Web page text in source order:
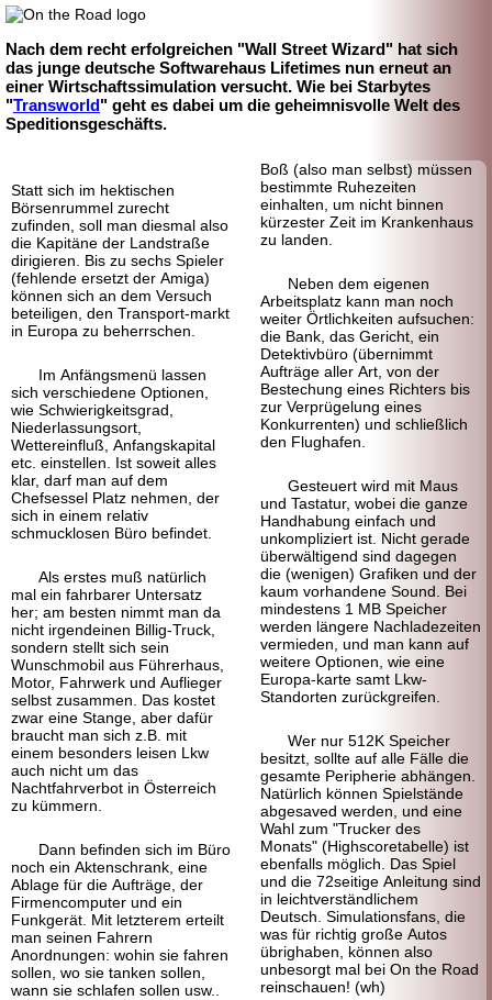
Nach dem recht erfolgreichen "Wall Street Wizard" hat sich
das junge deutsche Softwarehaus Lifetimes nun erneut an
einer Wirtschaftssimulation versucht. Wie bei Starbytes
"Transworld" geht es dabei um die geheimnisvolle Welt des
Speditionsgeschäfts.
Statt sich im hektischen
Börsenrummel zurecht
zufinden, soll man diesmal also
die Kapitäne der Landstraße
dirigieren. Bis zu sechs Spieler
(fehlende ersetzt der Amiga)
können sich an dem Versuch
beteiligen, den Transport-markt
in Europa zu beherrschen.
Im Anfängsmenü lassen
sich verschiedene Optionen,
wie Schwierigkeitsgrad,
Niederlassungsort,
Wettereinfluß, Anfangskapital
etc. einstellen. Ist soweit alles
klar, darf man auf dem
Chefsessel Platz nehmen, der
sich in einem relativ
schmucklosen Büro befindet.
Als erstes muß natürlich
mal ein fahrbarer Untersatz
her; am besten nimmt man da
nicht irgendeinen Billig-Truck,
sondern stellt sich sein
Wunschmobil aus Führerhaus,
Motor, Fahrwerk und Auflieger
selbst zusammen. Das kostet
zwar eine Stange, aber dafür
braucht man sich z.B. mit
einem besonders leisen Lkw
auch nicht um das
Nachtfahrverbot in Österreich
zu kümmern.
Dann befinden sich im Büro
noch ein Aktenschrank, eine
Ablage für die Aufträge, der
Firmencomputer und ein
Funkgerät. Mit letzterem erteilt
man seinen Fahrern
Anordnungen: wohin sie fahren
sollen, wo sie tanken sollen,
wann sie schlafen sollen usw..
Boß (also man selbst) müssen
bestimmte Ruhezeiten
einhalten, um nicht binnen
kürzester Zeit im Krankenhaus
zu landen.
Neben dem eigenen
Arbeitsplatz kann man noch
weiter Örtlichkeiten aufsuchen:
die Bank, das Gericht, ein
Detektivbüro (übernimmt
Aufträge aller Art, von der
Bestechung eines Richters bis
zur Verprügelung eines
Konkurrenten) und schließlich
den Flughafen.
Gesteuert wird mit Maus
und Tastatur, wobei die ganze
Handhabung einfach und
unkompliziert ist. Nicht gerade
überwältigend sind dagegen
die (wenigen) Grafiken und der
kaum vorhandene Sound. Bei
mindestens 1 MB Speicher
werden längere Nachladezeiten
vermieden, und man kann auf
weitere Optionen, wie eine
Europa-karte samt Lkw-
Standorten zurückgreifen.
Wer nur 512K Speicher
besitzt, sollte auf alle Fälle die
gesamte Peripherie abhängen.
Natürlich können Spielstände
abgesaved werden, und eine
Wahl zum "Trucker des
Monats" (Highscoretabelle) ist
ebenfalls möglich. Das Spiel
und die 72seitige Anleitung sind
in leichtverständlichem
Deutsch. Simulationsfans, die
was für richtig große Autos
übrighaben, können also
unbesorgt mal bei On the Road
reinschauen! (wh)